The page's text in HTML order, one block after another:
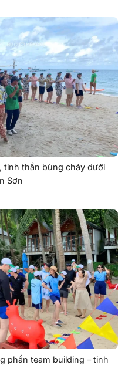
tinh thần bùng cháy dưới
Sơn
phần team building – tinh